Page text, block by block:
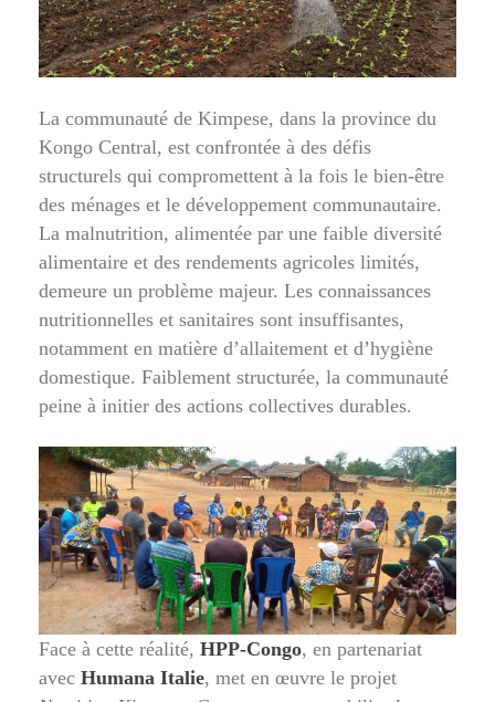
La communauté de Kimpese, dans la province du
Kongo Central, est confrontée à des défis
structurels qui compromettent à la fois le bien-être
des ménages et le développement communautaire.
La malnutrition, alimentée par une faible diversité
alimentaire et des rendements agricoles limités,
demeure un problème majeur. Les connaissances
nutritionnelles et sanitaires sont insuffisantes,
notamment en matière d’allaitement et d’hygiène
domestique. Faiblement structurée, la communauté
peine à initier des actions collectives durables.
Face à cette réalité, HPP-Congo, en partenariat
avec Humana Italie, met en œuvre le projet